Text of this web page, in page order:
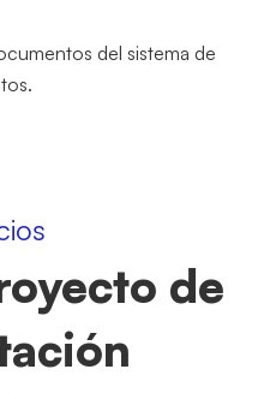
del sistema de
de